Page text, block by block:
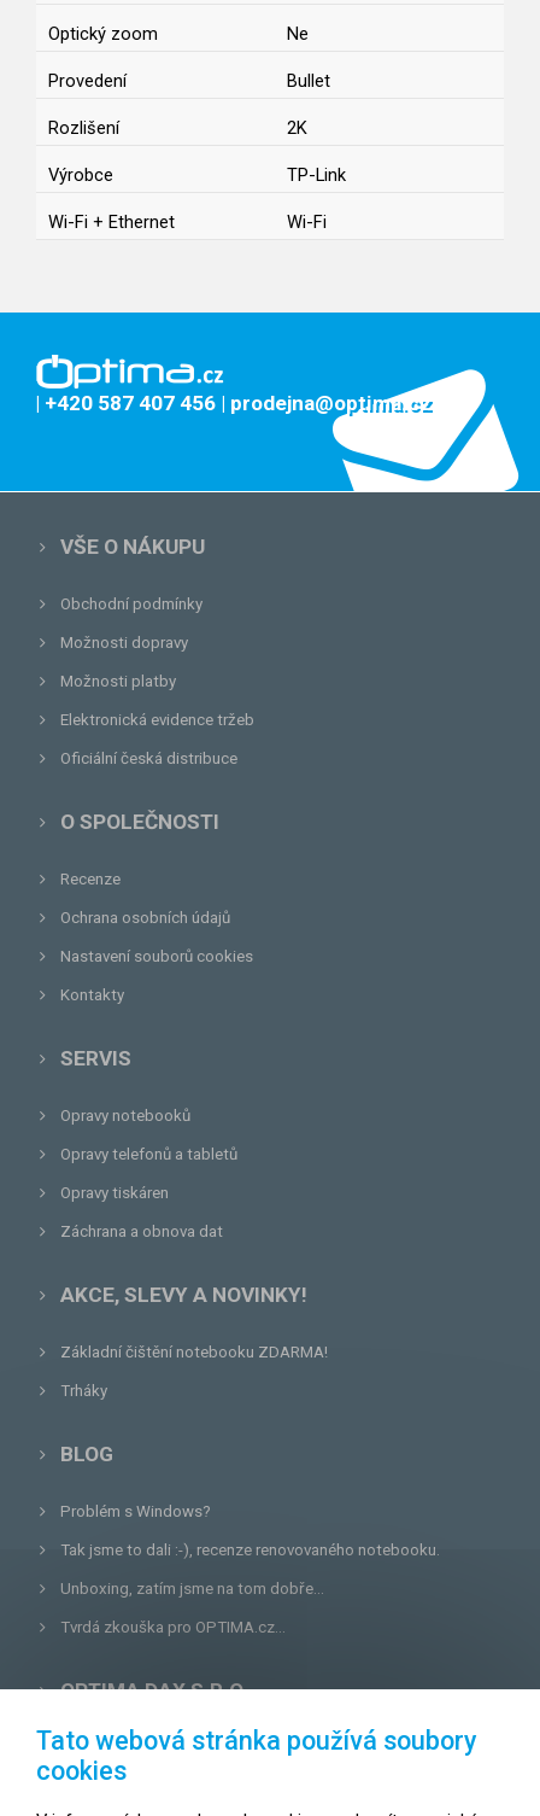
Optický zoom Ne
Provedení Bullet
Rozlišení 2K
Výrobce TP-Link
Wi-Fi + Ethernet Wi-Fi
| +420 587 407 456 | prodejna@optima.cz
VŠE O NÁKUPU
Obchodní podmínky
Možnosti dopravy
Možnosti platby
Elektronická evidence tržeb
Oficiální česká distribuce
O SPOLEČNOSTI
Recenze
Ochrana osobních údajů
Nastavení souborů cookies
Kontakty
SERVIS
Opravy notebooků
Opravy telefonů a tabletů
Opravy tiskáren
Záchrana a obnova dat
AKCE, SLEVY A NOVINKY!
Základní čištění notebooku ZDARMA!
Trháky
BLOG
Problém s Windows?
Tak jsme to dali :-), recenze renovovaného notebooku.
Unboxing, zatím jsme na tom dobře...
Tvrdá zkouška pro OPTIMA.cz...
OPTIMA DAX S.R.O.
Lazecká 46/3, 779 00Olomouc
Tato webová stránka používá soubory
cookies